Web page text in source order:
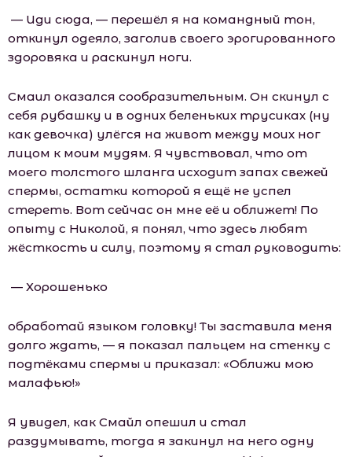
— Иди сюда, — перешёл я на командный тон,
откинул одеяло, заголив своего эрогированного
здоровяка и раскинул ноги.
Смаил оказался сообразительным. Он скинул с
себя рубашку и в одних беленьких трусиках (ну
как девочка) улёгся на живот между моих ног
лицом к моим мудям. Я чувствовал, что от
моего толстого шланга исходит запах свежей
спермы, остатки которой я ещё не успел
стереть. Вот сейчас он мне её и оближет! По
опыту с Николой, я понял, что здесь любят
жёсткость и силу, поэтому я стал руководить:
— Хорошенько
обработай языком головку! Ты заставила меня
долго ждать, — я показал пальцем на стенку с
подтёками спермы и приказал: «Оближи мою
малафью!»
Я увидел, как Смайл опешил и стал
раздумывать, тогда я закинул на него одну